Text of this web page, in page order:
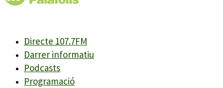
Directe 107.7FM
Darrer informatiu
Podcasts
Programació